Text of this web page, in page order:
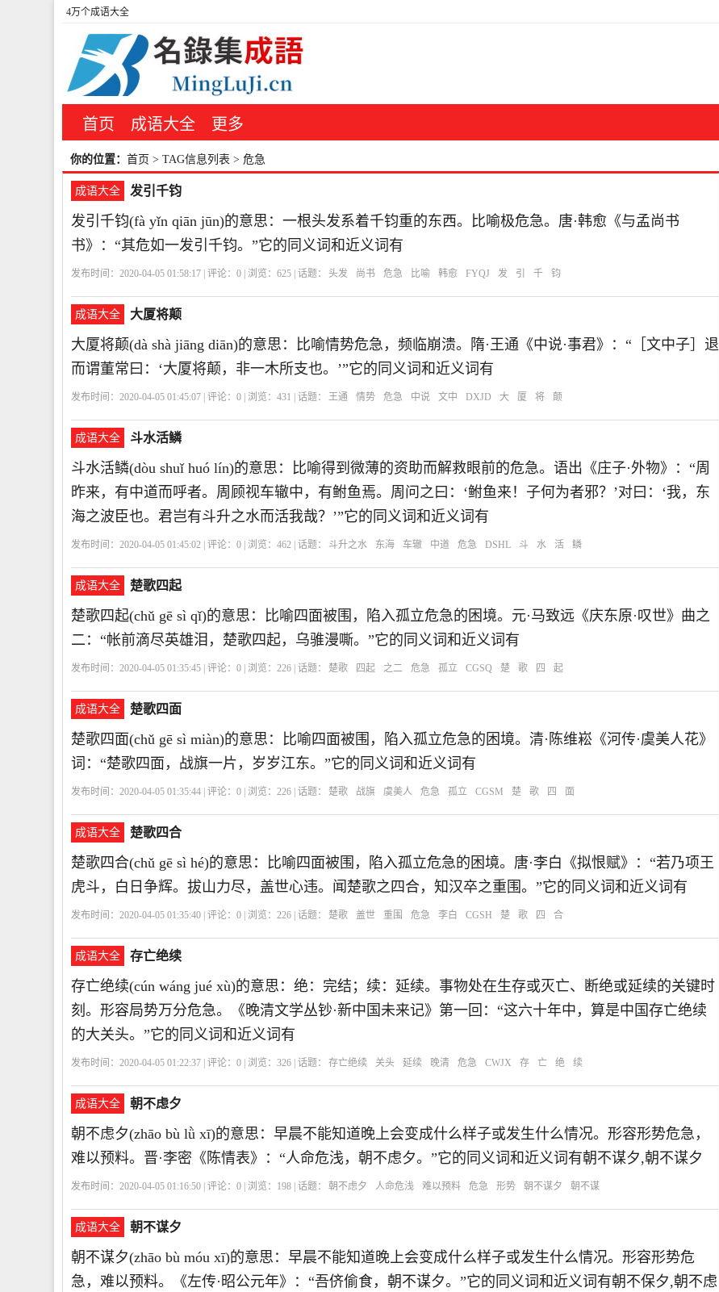
4万个成语大全
首页 成语大全 更多
你的位置： 首页 > TAG信息列表 > 危急
成语大全 发引千钧
发引千钧(fà yǐn qiān jūn)的意思：一根头发系着千钧重的东西。比喻极危急。唐·韩愈《与孟尚书
书》：“其危如一发引千钧。”它的同义词和近义词有
发布时间：2020-04-05 01:58:17 | 评论： 0 | 浏览： 625 | 话题： 头发 尚书 危急 比喻 韩愈 FYQJ 发 引 千 钧
成语大全 大厦将颠
大厦将颠(dà shà jiāng diān)的意思：比喻情势危急，频临崩溃。隋·王通《中说·事君》：“［文中子］退
而谓董常曰：‘大厦将颠，非一木所支也。’”它的同义词和近义词有
发布时间：2020-04-05 01:45:07 | 评论： 0 | 浏览： 431 | 话题： 王通 情势 危急 中说 文中 DXJD 大 厦 将 颠
成语大全 斗水活鳞
斗水活鳞(dòu shuǐ huó lín)的意思：比喻得到微薄的资助而解救眼前的危急。语出《庄子·外物》：“周
昨来，有中道而呼者。周顾视车辙中，有鲋鱼焉。周问之曰：‘鲋鱼来！子何为者邪？’对曰：‘我，东
海之波臣也。君岂有斗升之水而活我哉？’”它的同义词和近义词有
发布时间：2020-04-05 01:45:02 | 评论： 0 | 浏览： 462 | 话题： 斗升之水 东海 车辙 中道 危急 DSHL 斗 水 活 鳞
成语大全 楚歌四起
楚歌四起(chǔ gē sì qǐ)的意思：比喻四面被围，陷入孤立危急的困境。元·马致远《庆东原·叹世》曲之
二：“帐前滴尽英雄泪，楚歌四起，乌骓漫嘶。”它的同义词和近义词有
发布时间：2020-04-05 01:35:45 | 评论： 0 | 浏览： 226 | 话题： 楚歌 四起 之二 危急 孤立 CGSQ 楚 歌 四 起
成语大全 楚歌四面
楚歌四面(chǔ gē sì miàn)的意思：比喻四面被围，陷入孤立危急的困境。清·陈维崧《河传·虞美人花》
词：“楚歌四面，战旗一片，岁岁江东。”它的同义词和近义词有
发布时间：2020-04-05 01:35:44 | 评论： 0 | 浏览： 226 | 话题： 楚歌 战旗 虞美人 危急 孤立 CGSM 楚 歌 四 面
成语大全 楚歌四合
楚歌四合(chǔ gē sì hé)的意思：比喻四面被围，陷入孤立危急的困境。唐·李白《拟恨赋》：“若乃项王
虎斗，白日争辉。拔山力尽，盖世心违。闻楚歌之四合，知汉卒之重围。”它的同义词和近义词有
发布时间：2020-04-05 01:35:40 | 评论： 0 | 浏览： 226 | 话题： 楚歌 盖世 重围 危急 李白 CGSH 楚 歌 四 合
成语大全 存亡绝续
存亡绝续(cún wáng jué xù)的意思：绝：完结；续：延续。事物处在生存或灭亡、断绝或延续的关键时
刻。形容局势万分危急。《晚清文学丛钞·新中国未来记》第一回：“这六十年中，算是中国存亡绝续
的大关头。”它的同义词和近义词有
发布时间：2020-04-05 01:22:37 | 评论： 0 | 浏览： 326 | 话题： 存亡绝续 关头 延续 晚清 危急 CWJX 存 亡 绝 续
成语大全 朝不虑夕
朝不虑夕(zhāo bù lǜ xī)的意思：早晨不能知道晚上会变成什么样子或发生什么情况。形容形势危急，
难以预料。晋·李密《陈情表》：“人命危浅，朝不虑夕。”它的同义词和近义词有朝不谋夕,朝不谋夕
发布时间：2020-04-05 01:16:50 | 评论： 0 | 浏览： 198 | 话题： 朝不虑夕 人命危浅 难以预料 危急 形势 朝不谋夕
朝不谋
夕
CBLX 朝 不 虑 夕
成语大全 朝不谋夕
朝不谋夕(zhāo bù móu xī)的意思：早晨不能知道晚上会变成什么样子或发生什么情况。形容形势危
急，难以预料。《左传·昭公元年》：“吾侪偷食，朝不谋夕。”它的同义词和近义词有朝不保夕,朝不虑